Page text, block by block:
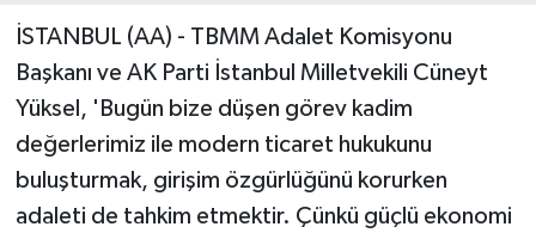
İSTANBUL (AA) - TBMM Adalet Komisyonu
Başkanı ve AK Parti İstanbul Milletvekili Cüneyt
Yüksel, 'Bugün bize düşen görev kadim
değerlerimiz ile modern ticaret hukukunu
buluşturmak, girişim özgürlüğünü korurken
adaleti de tahkim etmektir. Çünkü güçlü ekonomi